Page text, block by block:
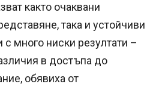
както очаквани
така и устойчиви
с много ниски резултати –
в достъпа до
обявиха от